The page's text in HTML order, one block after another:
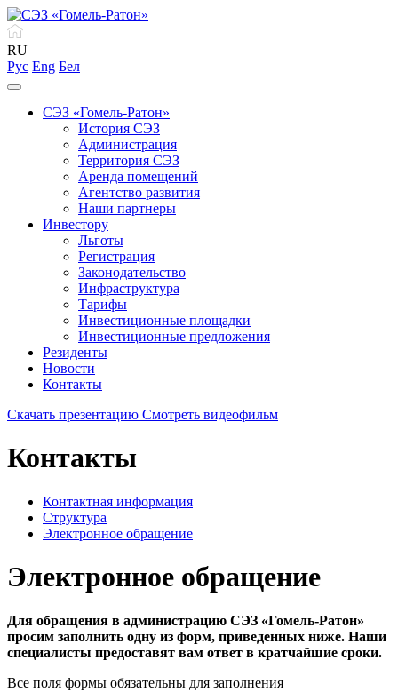
RU
Рус Eng Бел
СЭЗ «Гомель-Ратон»
История СЭЗ
Администрация
Территория СЭЗ
Аренда помещений
Агентство развития
Наши партнеры
Инвестору
Льготы
Регистрация
Законодательство
Инфраструктура
Тарифы
Инвестиционные площадки
Инвестиционные предложения
Резиденты
Новости
Контакты
Скачать презентацию Смотреть видеофильм
Контакты
Контактная информация
Структура
Электронное обращение
Электронное обращение
Для обращения в администрацию СЭЗ «Гомель-Ратон»
просим заполнить одну из форм, приведенных ниже. Наши
специалисты предоставят вам ответ в кратчайшие сроки.
Все поля формы обязательны для заполнения